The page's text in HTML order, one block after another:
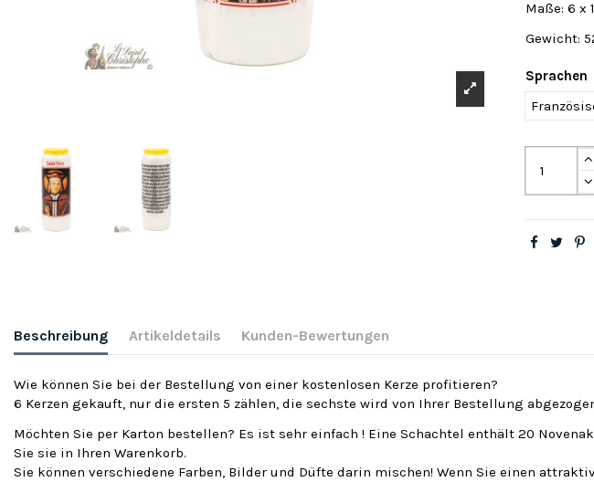
Maße: 6 x
Gewicht:
Sprachen
Beschreibung Artikeldetails Kunden-Bewertungen
Wie können Sie bei der Bestellung von einer kostenlosen Kerze profitieren?
6 Kerzen gekauft, nur die ersten 5 zählen, die sechste wird von Ihrer Bestellung
Möchten Sie per Karton bestellen? Es ist sehr einfach ! Eine Schachtel enthält 20
Sie sie in Ihren Warenkorb.
Sie können verschiedene Farben, Bilder und Düfte darin mischen! Wenn Sie einen